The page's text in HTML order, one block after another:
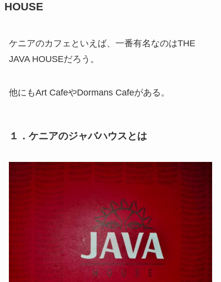
HOUSE
ケニアのカフェといえば、一番有名なのはTHE
JAVA HOUSEだろう。
他にもArt CafeやDormans Cafeがある。
１．ケニアのジャバハウスとは